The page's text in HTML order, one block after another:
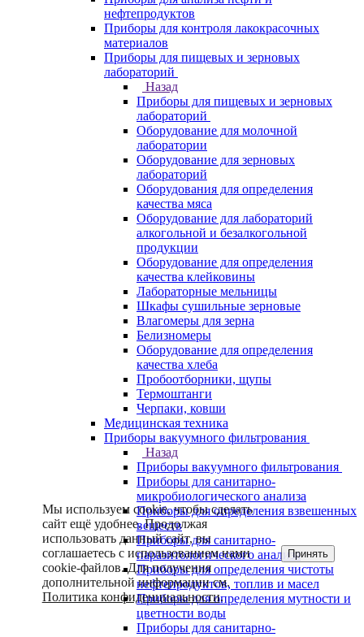
нефтепродуктов
Приборы для контроля лакокрасочных
материалов
Приборы для пищевых и зерновых
лабораторий
Назад
Приборы для пищевых и зерновых
лабораторий
Оборудование для молочной
лаборатории
Оборудование для зерновых
лабораторий
Оборудования для определения
качества мяса
Оборудование для лабораторий
алкогольной и безалкогольной
продукции
Оборудование для определения
качества клейковины
Лабораторные мельницы
Шкафы сушильные зерновые
Влагомеры для зерна
Белизномеры
Оборудование для определения
качества хлеба
Пробоотборники, щупы
Термоштанги
Черпаки, ковши
Медицинская техника
Приборы вакуумного фильтрования
Назад
Приборы вакуумного фильтрования
Приборы для санитарно-
микробиологического анализа
Приборы для определения взвешенных
веществ
Приборы для санитарно-
паразитологического анализа
Приборы для определения чистоты
нефтепродуктов, топлив и масел
Приборы для определения мутности и
цветности воды
Приборы для санитарно-
Мы используем cookie, чтобы сделать
сайт ещё удобнее. Продолжая
использовать данный сайт, вы
соглашаетесь с использованием нами
cookie-файлов. Для получения
дополнительной информации см.
Политика конфиденциальности.
Принять